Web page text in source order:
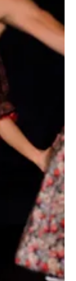
Bolsonaro, mais
Jair Bolsonaro,